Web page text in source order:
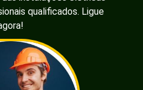
qualificados. Ligue